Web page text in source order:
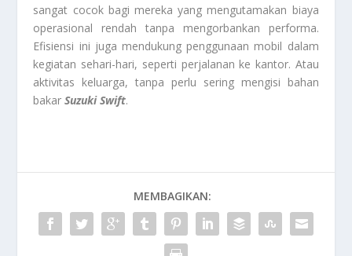
sangat cocok bagi mereka yang mengutamakan biaya
operasional rendah tanpa mengorbankan performa.
Efisiensi ini juga mendukung penggunaan mobil dalam
kegiatan sehari-hari, seperti perjalanan ke kantor. Atau
aktivitas keluarga, tanpa perlu sering mengisi bahan
bakar Suzuki Swift.
MEMBAGIKAN: